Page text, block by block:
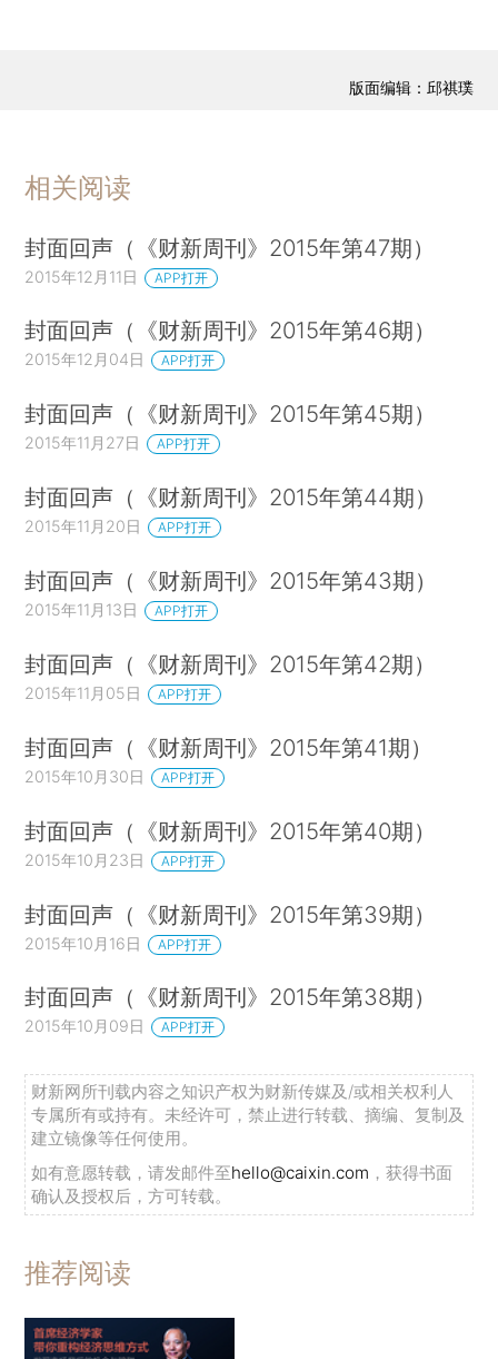
版面编辑：邱祺璞
相关阅读
封面回声（《财新周刊》2015年第47期）
2015年12月11日 APP打开
封面回声（《财新周刊》2015年第46期）
2015年12月04日 APP打开
封面回声（《财新周刊》2015年第45期）
2015年11月27日 APP打开
封面回声（《财新周刊》2015年第44期）
2015年11月20日 APP打开
封面回声（《财新周刊》2015年第43期）
2015年11月13日 APP打开
封面回声（《财新周刊》2015年第42期）
2015年11月05日 APP打开
封面回声（《财新周刊》2015年第41期）
2015年10月30日 APP打开
封面回声（《财新周刊》2015年第40期）
2015年10月23日 APP打开
封面回声（《财新周刊》2015年第39期）
2015年10月16日 APP打开
封面回声（《财新周刊》2015年第38期）
2015年10月09日 APP打开
财新网所刊载内容之知识产权为财新传媒及/或相关权利人
专属所有或持有。未经许可，禁止进行转载、摘编、复制及
建立镜像等任何使用。
如有意愿转载，请发邮件至hello@caixin.com ，获得书面
确认及授权后，方可转载。
推荐阅读